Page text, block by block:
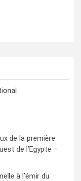
de la première
de l’Egypte –
à l’émir du